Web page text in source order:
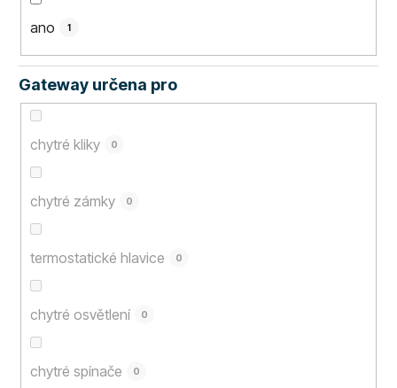
ano 1
Gateway určena pro
chytré kliky 0
chytré zámky 0
termostatické hlavice 0
chytré osvětlení 0
chytré spínače 0